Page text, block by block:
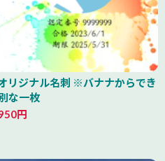
リジナル名刺 ※バナナからでき
な一枚
円